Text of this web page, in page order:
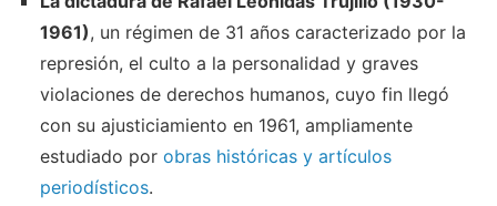
1961), un régimen de 31 años caracterizado por la
represión, el culto a la personalidad y graves
violaciones de derechos humanos, cuyo fin llegó
con su ajusticiamiento en 1961, ampliamente
estudiado por obras históricas y artículos
periodísticos.